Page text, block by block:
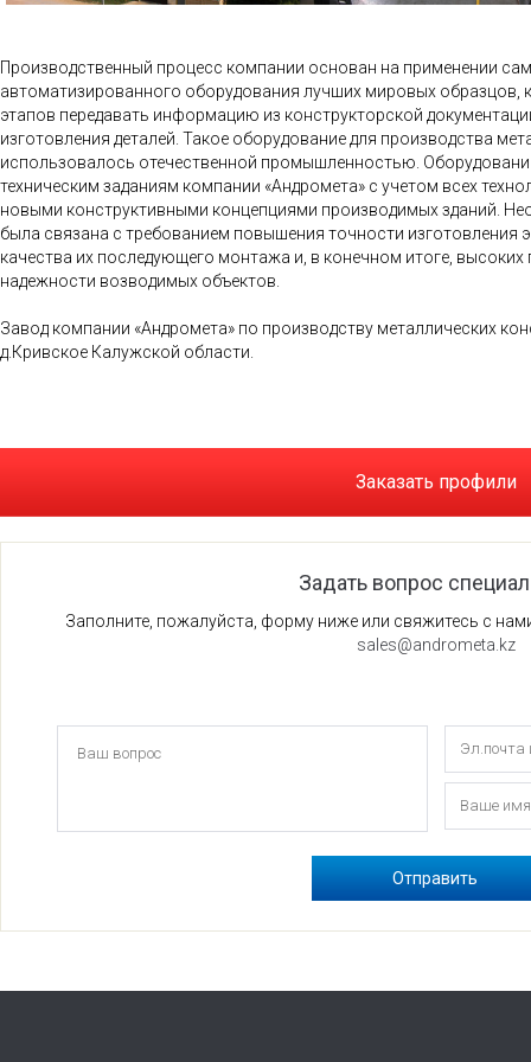
Производственный процесс компании основан на применении
автоматизированного оборудования лучших мировых образцов,
этапов передавать информацию из конструкторской
изготовления деталей. Такое оборудование для производства
использовалось отечественной промышленностью.
техническим заданиям компании «Андромета» с учетом всех
новыми конструктивными концепциями производимых зданий.
была связана с требованием повышения точности изготовления
качества их последующего монтажа и, в конечном итоге, высоких
надежности возводимых объектов.
Завод компании «Андромета» по производству металлических
д.Кривское Калужской области.
Заказать профили
Задать вопрос
Заполните, пожалуйста, форму ниже или свяжитесь с
sales@andrometa.kz